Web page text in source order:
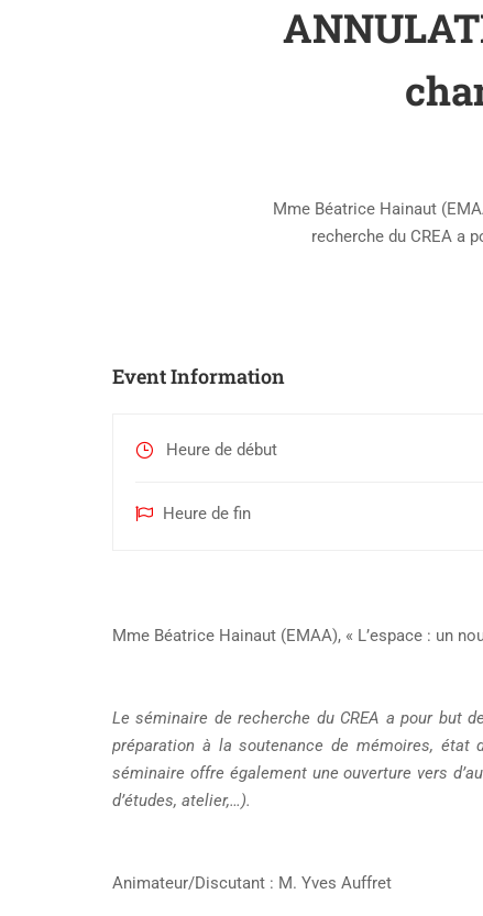
Mme Béatrice Hainaut
recherche du CREA a
Event Information
Heure de début
Heure de fin
Mme Béatrice Hainaut (EMAA), « L’espace : un
Le séminaire de recherche du CREA a pour but
préparation à la soutenance de mémoires,
séminaire offre également une ouverture vers
d’études, atelier,…).
Animateur/Discutant : M. Yves Auffret